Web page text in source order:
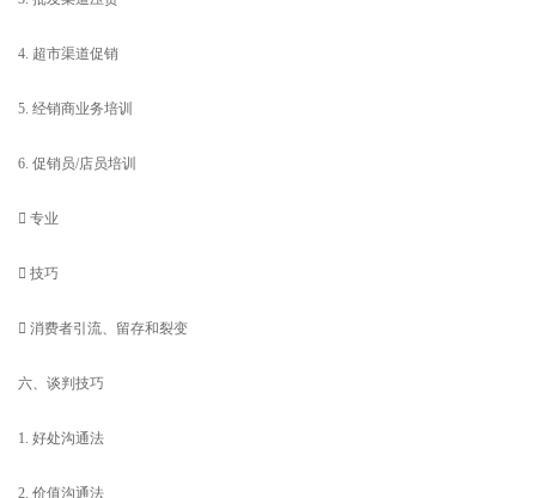
4. 超市渠道促销
5. 经销商业务培训
6. 促销员/店员培训
 专业
 技巧
 消费者引流、留存和裂变
六、谈判技巧
1. 好处沟通法
2. 价值沟通法